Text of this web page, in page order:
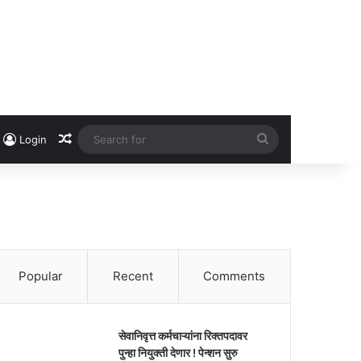
Login Random Article
for
Popular Recent Comments
सेवानिवृत्त कर्मचाऱ्यांना रिक्तपदावर
पुन्हा नियुक्ती देणार ! पेन्शन सुरु